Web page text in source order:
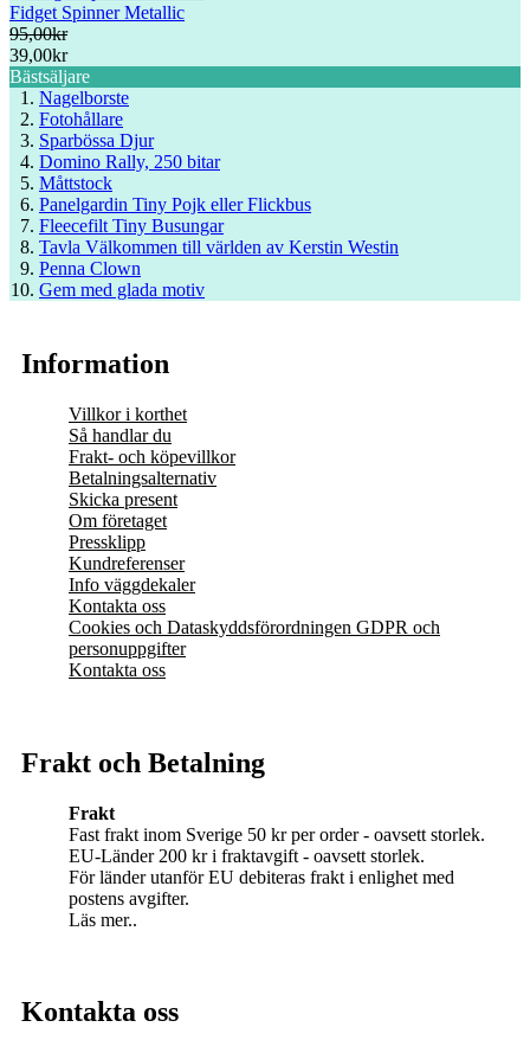
Fidget Spinner Metallic
95,00kr
39,00kr
Bästsäljare
Nagelborste
Fotohållare
Sparbössa Djur
Domino Rally, 250 bitar
Måttstock
Panelgardin Tiny Pojk eller Flickbus
Fleecefilt Tiny Busungar
Tavla Välkommen till världen av Kerstin Westin
Penna Clown
Gem med glada motiv
Information
Villkor i korthet
Så handlar du
Frakt- och köpevillkor
Betalningsalternativ
Skicka present
Om företaget
Pressklipp
Kundreferenser
Info väggdekaler
Kontakta oss
Cookies och Dataskyddsförordningen GDPR och
personuppgifter
Kontakta oss
Frakt och Betalning
Frakt
Fast frakt inom Sverige 50 kr per order - oavsett storlek.
EU-Länder 200 kr i fraktavgift - oavsett storlek.
För länder utanför EU debiteras frakt i enlighet med
postens avgifter.
Läs mer..
Kontakta oss